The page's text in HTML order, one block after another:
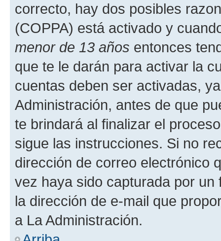
correcto, hay dos posibles
(COPPA) está activado y
menor de 13 años entonces
que te le darán para activar la
cuentas deben ser activadas,
Administración, antes de que
te brindará al finalizar el
sigue las instrucciones. Si no
dirección de correo electrónico
vez haya sido capturada por
la dirección de e-mail que
a La Administración.